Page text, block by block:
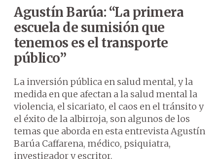
Agustín Barúa: “La primera
escuela de sumisión que
tenemos es el transporte
público”
La inversión pública en salud mental, y la
medida en que afectan a la salud mental la
violencia, el sicariato, el caos en el tránsito y
el éxito de la albirroja, son algunos de los
temas que aborda en esta entrevista Agustín
Barúa Caffarena, médico, psiquiatra,
investigador y escritor.